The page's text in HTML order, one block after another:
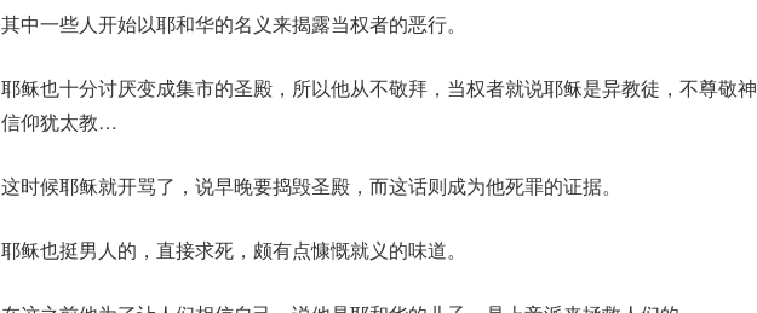
其中一些人开始以耶和华的名义来揭露当权者的恶行。
耶稣也十分讨厌变成集市的圣殿，所以他从不敬拜，当权者就说耶稣是异教徒，不尊敬
信仰犹太教…
这时候耶稣就开骂了，说早晚要捣毁圣殿，而这话则成为他死罪的证据。
耶稣也挺男人的，直接求死，颇有点慷慨就义的味道。